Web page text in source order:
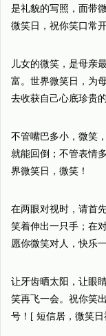
是礼貌的写照，面带
微笑日，祝你笑口常开
儿女的微笑，是母亲
富。世界微笑日，为
去收获自己心底珍贵的
不管嘴巴多小，微笑
就能回倒；不管表情
界微笑日，微笑！
在两眼对视时，请首
笑着伸出一只手；在
愿你微笑对人，快乐一
让牙齿晒太阳，让眼
笑再飞一会。祝你笑
号！[ 短信居，微笑日